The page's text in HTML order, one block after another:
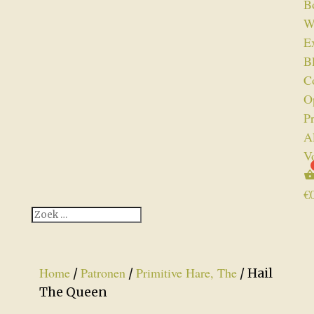
€
Home/Patronen/Primitive Hare, The/ Hail
The Queen